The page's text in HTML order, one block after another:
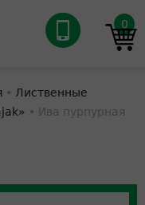
0
• Лиственные
• Ива пурпурная